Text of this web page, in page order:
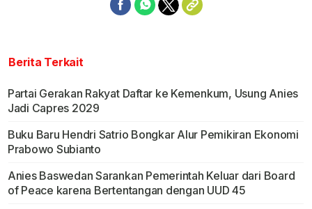
Berita Terkait
Partai Gerakan Rakyat Daftar ke Kemenkum, Usung Anies
Jadi Capres 2029
Buku Baru Hendri Satrio Bongkar Alur Pemikiran Ekonomi
Prabowo Subianto
Anies Baswedan Sarankan Pemerintah Keluar dari Board
of Peace karena Bertentangan dengan UUD 45